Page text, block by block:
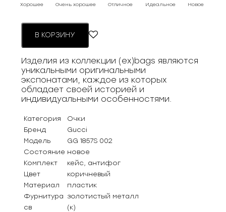
Хорошее Очень хорошее Отличное Идеальное Новое
В КОРЗИНУ
Изделия из коллекции (ex)bags являются
уникальными оригинальными
экспонатами, каждое из которых
обладает своей историей и
индивидуальными особенностями.
Категория
Очки
Бренд
Gucci
Модель
GG 1857S 002
Состояние новое
Комплект
кейс, антифог
Цвет
коричневый
Материал
пластик
Фурнитура золотистый металл
св
(к)